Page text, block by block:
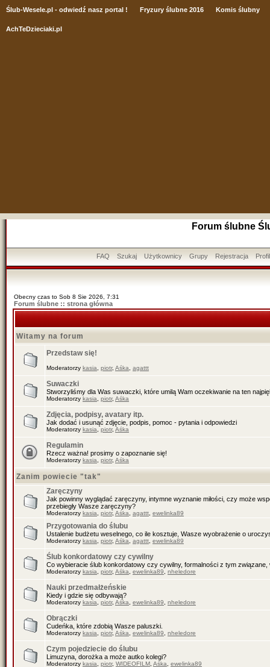
Ślub-Wesele.pl - odwiedź nasz portal ! Fryzury ślubne 2016 Komis ślubny
AchTeDzieciaki.pl
Forum ślubne
FAQ Szukaj Użytkownicy Grupy Rejestracja Profil
Obecny czas to Sob 8 Sie 2026, 7:31
Forum ślubne :: strona główna
Witamy na forum
Przedstaw się!
Moderatorzy kasia piotr, Aśka agattt
Suwaczki
Stworzyliśmy dla Was suwaczki, które umilą Wam oczekiwanie na ten
Moderatorzy kasia piotr, Aśka
Zdjęcia, podpisy, avatary itp.
Jak dodać i usunąć zdjęcie, podpis, pomoc - pytania i odpowiedzi
Moderatorzy kasia piotr, Aśka
Regulamin
Rzecz ważna! prosimy o zapoznanie się!
Moderatorzy kasia piotr, Aśka
Zanim powiecie "tak"
Zaręczyny
Jak powinny wyglądać zaręczyny, intymne wyznanie miłości, czy może
przebiegły Wasze zaręczyny?
Moderatorzy kasia piotr, Aśka agattt ewelinka89
Przygotowania do ślubu
Ustalenie budżetu weselnego, co ile kosztuje, Wasze wyobrażenie o
Moderatorzy kasia piotr, Aśka agattt ewelinka89
Ślub konkordatowy czy cywilny
Co wybieracie ślub konkordatowy czy cywilny, formalności z tym związane,
Moderatorzy kasia piotr, Aśka ewelinka89 nheledore
Nauki przedmałżeńskie
Kiedy i gdzie się odbywają?
Moderatorzy kasia piotr, Aśka ewelinka89 nheledore
Obrączki
Cudeńka, które zdobią Wasze paluszki.
Moderatorzy kasia piotr, Aśka ewelinka89 nheledore
Czym pojedziecie do ślubu
Limuzyna, dorożka a może autko kolegi?
Moderatorzy kasia piotr, WIDEOFILM Aśka ewelinka89